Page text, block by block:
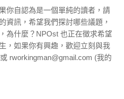
你自認為是一個單純的讀者，請
資訊，希望我們探討哪些議題，
為什麼？NPOst 也正在徵求希望
，如果你有興趣，歡迎立刻與我
rworkingman@gmail.com (我的